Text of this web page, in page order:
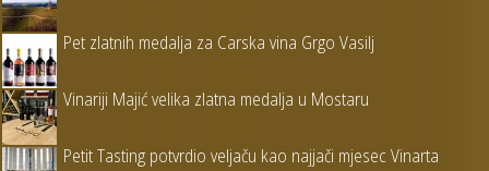
Pet zlatnih medalja za Carska vina Grgo Vasilj
Vinariji Majić velika zlatna medalja u Mostaru
Petit Tasting potvrdio veljaču kao najjači mjesec Vinarta